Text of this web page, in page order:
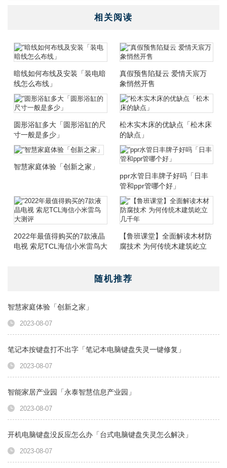
相关阅读
暗线如何布线及安装「装电暗
线怎么布线」
真假预售陷疑云 爱情天宸万
象悄然开售
圆形浴缸多大「圆形浴缸的尺
寸一般是多少」
松木实木床的优缺点「松木床
的缺点」
智慧家庭体验「创新之家」
ppr水管日丰牌子好吗「日丰
管和ppr管哪个好」
2022年最值得购买的7款液晶
电视 索尼TCL海信小米雷鸟大
【鲁班课堂】全面解读木材防
腐技术 为何传统木建筑屹立
随机推荐
智慧家庭体验「创新之家」
2023-08-07
笔记本按键盘打不出字「笔记本电脑键盘失灵一键修复」
2023-08-07
智能家居产业园「永泰智慧信息产业园」
2023-08-07
开机电脑键盘没反应怎么办「台式电脑键盘失灵怎么解决」
2023-08-07